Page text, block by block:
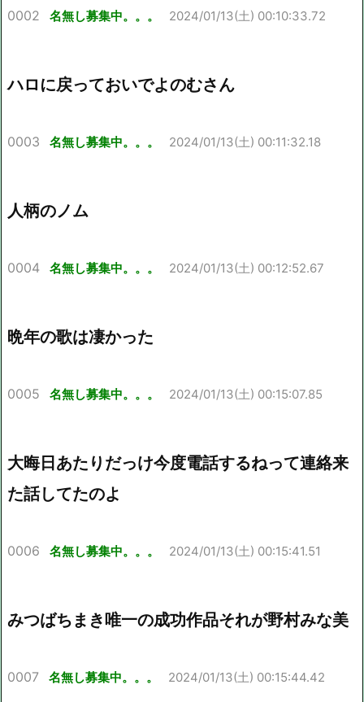
0002 名無し募集中。。。 2024/01/13(土) 00:10:33.72
ハロに戻っておいでよのむさん
0003 名無し募集中。。。 2024/01/13(土) 00:11:32.18
人柄のノム
0004 名無し募集中。。。 2024/01/13(土) 00:12:52.67
晩年の歌は凄かった
0005 名無し募集中。。。 2024/01/13(土) 00:15:07.85
大晦日あたりだっけ今度電話するねって連絡来
た話してたのよ
0006 名無し募集中。。。 2024/01/13(土) 00:15:41.51
みつばちまき唯一の成功作品それが野村みな美
0007 名無し募集中。。。 2024/01/13(土) 00:15:44.42